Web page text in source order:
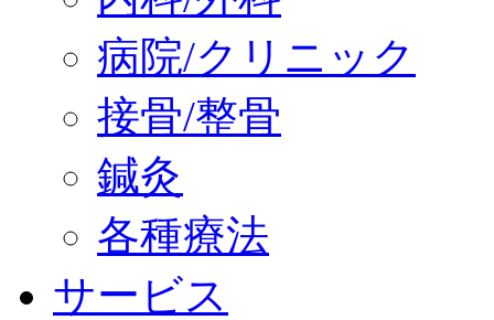
病院/クリニック
接骨/整骨
鍼灸
各種療法
サービス